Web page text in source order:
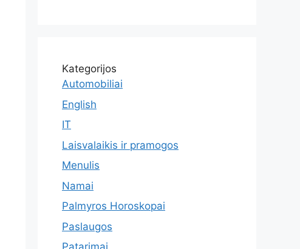
Kategorijos
Automobiliai
English
IT
Laisvalaikis ir pramogos
Menulis
Namai
Palmyros Horoskopai
Paslaugos